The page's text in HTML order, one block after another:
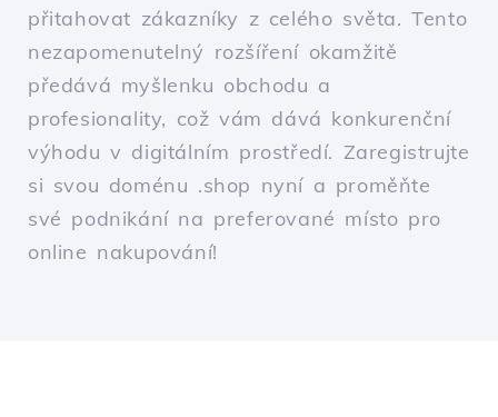
přitahovat zákazníky z celého světa. Tento
nezapomenutelný rozšíření okamžitě
předává myšlenku obchodu a
profesionality, což vám dává konkurenční
výhodu v digitálním prostředí. Zaregistrujte
si svou doménu .shop nyní a proměňte
své podnikání na preferované místo pro
online nakupování!